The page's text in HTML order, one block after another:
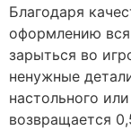
Благодаря
оформлению
зарыться во
ненужные
настольного
возвращается